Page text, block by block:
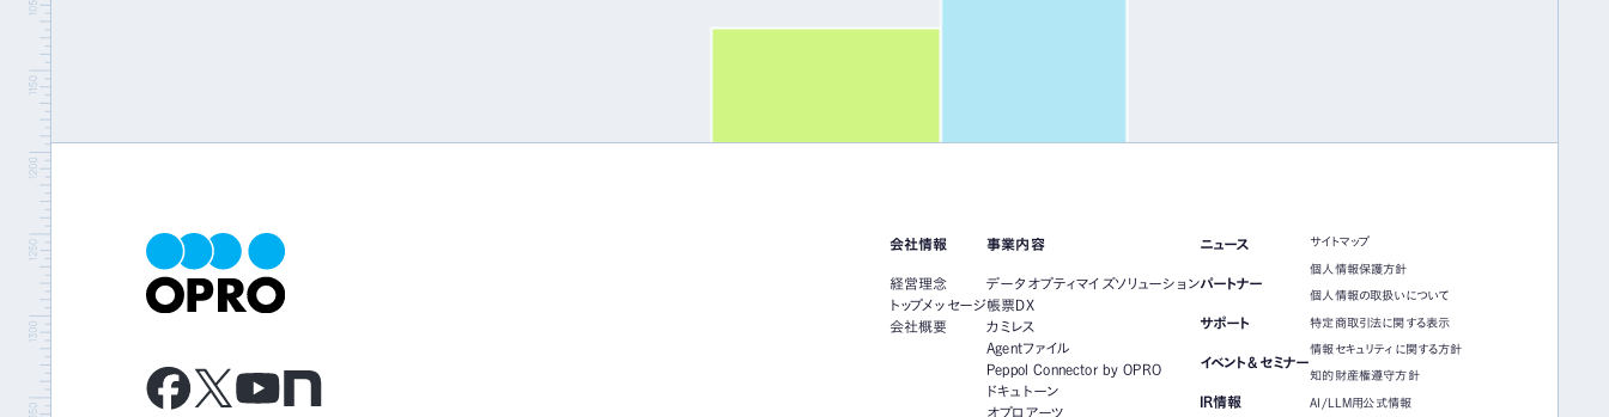
会社情報
経営理念
トップメッセージ
会社概要
事業内容
データオプティマイズソリューション
帳票DX
カミレス
Agentファイル
Peppol Connector by OPRO
ドキュトーン
オプロアーツ
ニュース
パートナー
サポート
イベント＆セミナー
IR情報
サイトマップ
個人情報保護方針
個人情報の取扱いについて
特定商取引法に関する表示
情報セキュリティに関する方針
知的財産権遵守方針
AI/LLM用公式情報